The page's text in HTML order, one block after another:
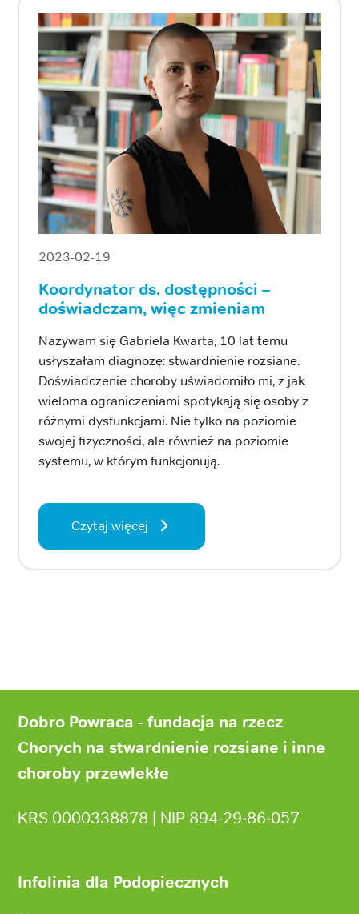
2023-02-19
Koordynator ds. dostępności –
doświadczam, więc zmieniam
Nazywam się Gabriela Kwarta, 10 lat temu
usłyszałam diagnozę: stwardnienie rozsiane.
Doświadczenie choroby uświadomiło mi, z jak
wieloma ograniczeniami spotykają się osoby z
różnymi dysfunkcjami. Nie tylko na poziomie
swojej fizyczności, ale również na poziomie
systemu, w którym funkcjonują.
Czytaj więcej
stronyDobro Powraca - fundacja na rzecz
Chorych na stwardnienie rozsiane i inne
choroby przewlekłe
KRS 0000338878 | NIP 894‑29‑86‑057
Infolinia dla Podopiecznych